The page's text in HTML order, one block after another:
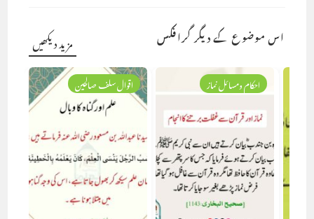
اس موضوع کے دیگر گرافکس مزید دیکھیں
احکام ومسائل نماز اقوال سلف صالحین